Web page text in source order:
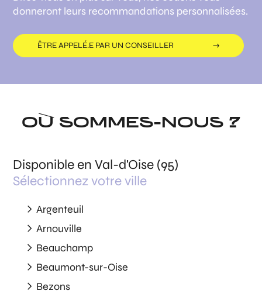
donneront leurs recommandations personnalisées.
ÊTRE APPELÉ.E PAR UN CONSEILLER
OÙ SOMMES-NOUS ?
Disponible en Val-d'Oise (95)
Sélectionnez votre ville
Argenteuil
Arnouville
Beauchamp
Beaumont-sur-Oise
Bezons